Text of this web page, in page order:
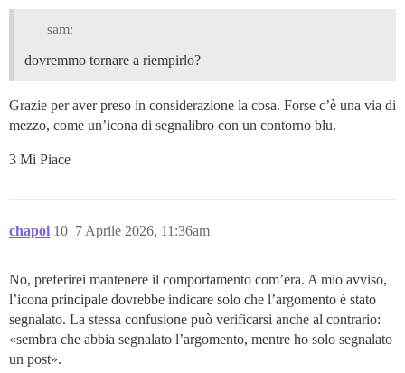
sam:
dovremmo tornare a riempirlo?
Grazie per aver preso in considerazione la cosa. Forse c’è una via di
mezzo, come un’icona di segnalibro con un contorno blu.
3 Mi Piace
chapoi 7 Aprile 2026, 11:36am
10
No, preferirei mantenere il comportamento com’era. A mio avviso,
l’icona principale dovrebbe indicare solo che l’argomento è stato
segnalato. La stessa confusione può verificarsi anche al contrario:
«sembra che abbia segnalato l’argomento, mentre ho solo segnalato
un post».